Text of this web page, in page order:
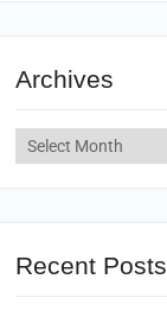
Archives
Archives
Recent Posts